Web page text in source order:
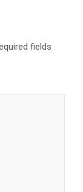
fields